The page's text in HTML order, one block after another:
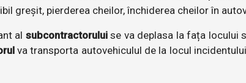
greșit, pierderea cheilor, închiderea cheilor în
al subcontractoruluise va deplasa la fața locului
va transporta autovehiculul de la locul